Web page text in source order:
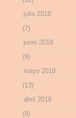
julio 2018
(7)
junio 2018
(9)
mayo 2018
(13)
abril 2018
(8)